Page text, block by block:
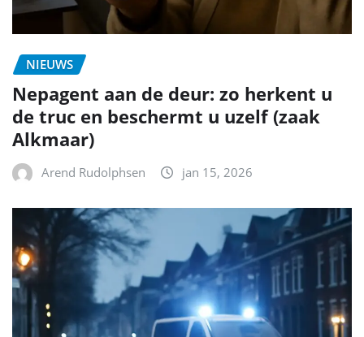
NIEUWS
Nepagent aan de deur: zo herkent u
de truc en beschermt u uzelf (zaak
Alkmaar)
Arend Rudolphsen jan 15, 2026